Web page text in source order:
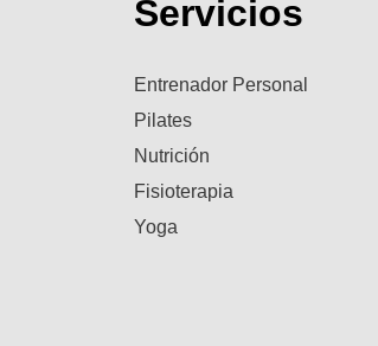
Servicios
Entrenador Personal
Pilates
Nutrición
Fisioterapia
Yoga